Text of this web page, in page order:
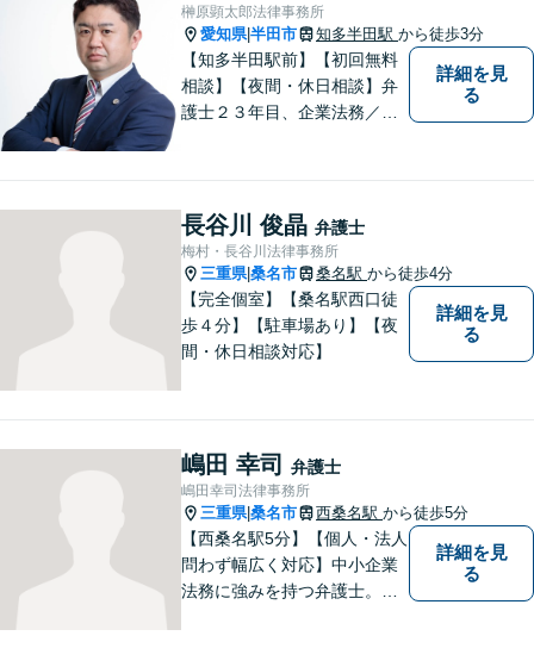
榊原顕太郎法律事務所
愛知県|半田市 知多半田駅 から徒歩3分
【知多半田駅前】【初回無料
相談】【夜間・休日相談】弁
護士２３年目、企業法務／交
護士が、事業経営を強力サポ
ートいたします！【ネット予
約可】【駐車場あり】【見積
無料】
詳細を見
る
長谷川 俊晶 弁護士
梅村・長谷川法律事務所
三重県|桑名市 桑名駅 から徒歩4分
【完全個室】【桑名駅西口徒
歩４分】【駐車場あり】【夜
間・休日相談対応】
詳細を見
る
嶋田 幸司 弁護士
嶋田幸司法律事務所
三重県|桑名市 西桑名駅 から徒歩5分
【西桑名駅5分】【個人・法人
問わず幅広く対応】中小企業
法務に強みを持つ弁護士。個
詳細を見
る